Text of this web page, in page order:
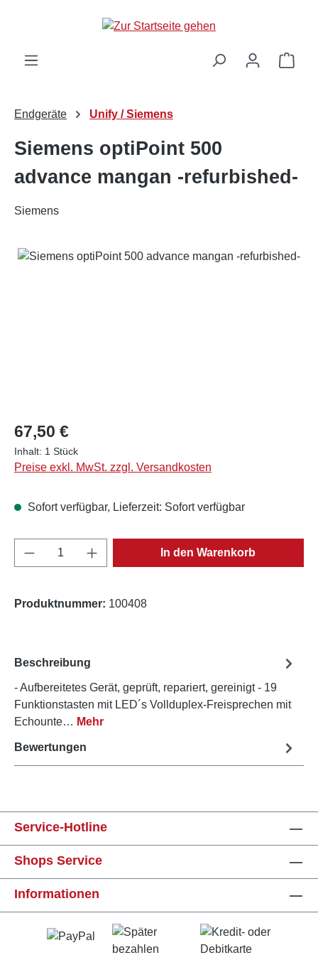
Zum Hauptinhalt springen
Endgeräte Unify / Siemens
Siemens optiPoint 500
advance mangan -refurbished-
Siemens
Bildergalerie überspringen
Regulärer Preis:
67,50 €
Inhalt: 1 Stück
Preise exkl. MwSt. zzgl. Versandkosten
Sofort verfügbar, Lieferzeit: Sofort verfügbar
Produkt Anzahl: Gib den gewünschten
In den Warenkorb
Produktnummer: 100408
Beschreibung
- Aufbereitetes Gerät, geprüft, repariert, gereinigt - 19
Funktionstasten mit LED´s Vollduplex-Freisprechen mit
Echounte… Mehr
Bewertungen
Service-Hotline
Shops Service
Informationen